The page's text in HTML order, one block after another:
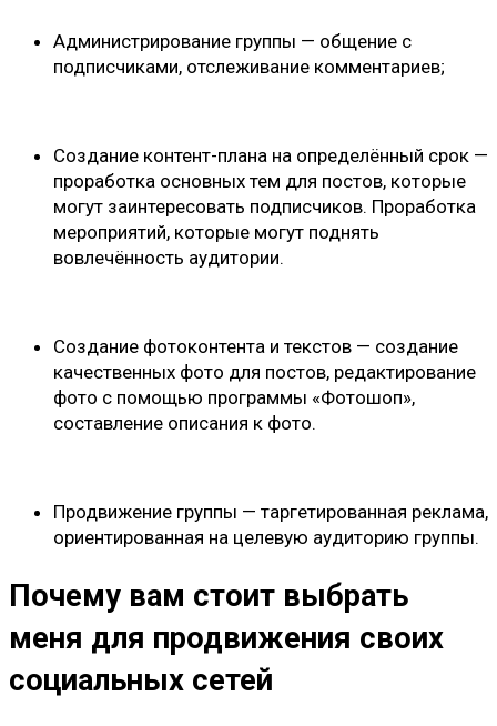
Администрирование группы — общение с
подписчиками, отслеживание комментариев;
Создание контент-плана на определённый срок —
проработка основных тем для постов, которые
могут заинтересовать подписчиков. Проработка
мероприятий, которые могут поднять
вовлечённость аудитории.
Создание фотоконтента и текстов — создание
качественных фото для постов, редактирование
фото с помощью программы «Фотошоп»,
составление описания к фото.
Продвижение группы — таргетированная реклама,
ориентированная на целевую аудиторию группы.
Почему вам стоит выбрать
меня для продвижения своих
социальных сетей